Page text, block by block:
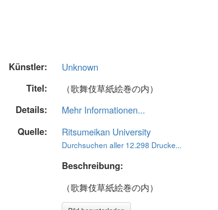
Künstler:
Unknown
Titel:
（歌舞伎草紙絵巻の内）
Details:
Mehr Informationen...
Quelle:
Ritsumeikan University
Durchsuchen aller 12.298 Drucke...
Beschreibung:
（歌舞伎草紙絵巻の内）